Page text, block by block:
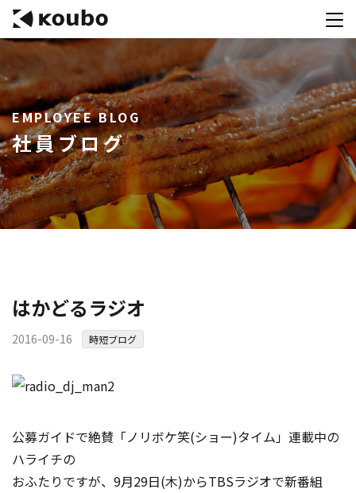
サービス
会社案内
実績紹介
採用情報
資料ダウンロード
コンテストを主催される方へ
公募運営SaaS 「Kouboプランナー」
事務局アウトソーシング
マーケットデータ
コンテスト情報及びプレゼン
紹介させていただきます
EMPLOYEE BLOG
社員ブログ
はかどるラジオ
2016-09-16 時短ブログ
公募ガイドで絶賛「ノリボケ笑(ショー)タイム」連載中の
ハライチの
おふたりですが、9月29日(木)からTBSラジオで新番組